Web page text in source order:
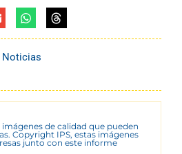
de calidad que pueden
Copyright IPS, estas imágenes
junto con este informe